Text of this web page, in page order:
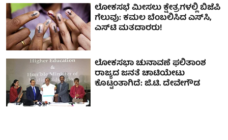
ಲೋಕಸಭೆ ಮೀಸಲು ಕ್ಷೇತ್ರಗಳಲ್ಲಿ ಬಿಜೆಪಿ
ಗೆಲುವು: ಕಮಲ ಬೆಂಬಲಿಸಿದ ಎಸ್‌ಸಿ,
ಎಸ್‌ಟಿ ಮತದಾರರು!
ಲೋಕಸಭಾ ಚುನಾವಣೆ ಫಲಿತಾಂಶ
ರಾಜ್ಯದ ಜನತೆ ಚಾಟಿಯೇಟು
ಕೊಟ್ಟಂತಾಗಿದೆ: ಜಿ.ಟಿ. ದೇವೇಗೌಡ